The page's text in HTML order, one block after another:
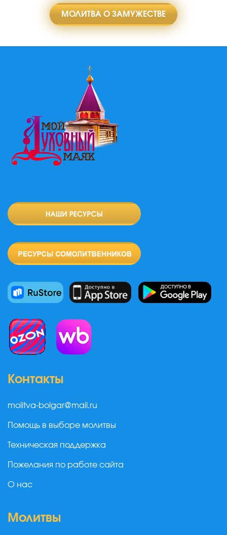
МОЛИТВА О ЗАМУЖЕСТВЕ
Контакты
molitva-bolgar@mail.ru
Помощь в выборе молитвы
Техническая поддержка
Пожелания по работе сайта
О нас
Молитвы